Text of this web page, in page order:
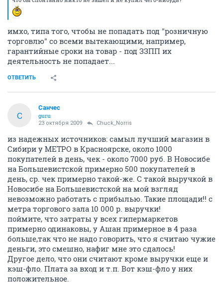
имхо, типа того, чтобы не попадать под "розничную
торговлю" со всеми вытекающими, например,
гарантийные сроки на товар - под ЗЗПП их
деятельность не попадает...
ОТВЕТИТЬ
С
Санчес
guru
23 октября 2009 Chuck_Norris
из надежных источников: самыл лучший магазин в
Сибири у МЕТРО в Красноярске, около 1000
покупателей в день, чек - около 7000 руб. В Новосибе
на Большевистской примерно 500 покупателей в
день, ср. чек примерно такой-же. С такой выручкой в
Новосибе на Большевистской на мой взгляд
невозможно работать с прибылью. Такие площади!! с
метра торгового зала 10 000 р. выручки!
поймите, что затраты у всех гипермаркетов
примерно одинаковы, у Ашан примерное в 4 раза
больше,так что не надо говорить, что я считаю чужие
деньги, это смешно, нафиг мне это сдалось!
Другое дело, что они считают кроме выручки еще и
кэш-фло. Плата за вход и т.п. Вот кэш-фло у них
положительное.